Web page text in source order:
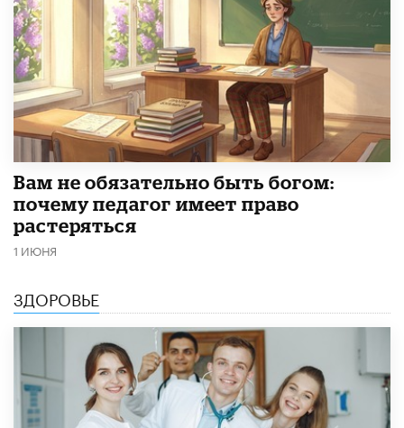
​Вам не обязательно быть богом:
почему педагог имеет право
растеряться
1 ИЮНЯ
ЗДОРОВЬЕ